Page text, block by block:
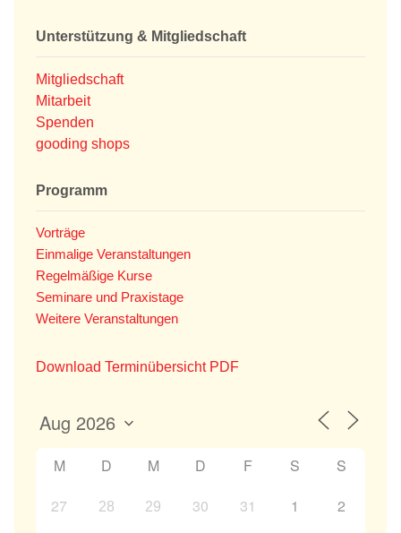
Unterstützung & Mitgliedschaft
Mitgliedschaft
Mitarbeit
Spenden
gooding shops
Programm
Vorträge
Einmalige Veranstaltungen
Regelmäßige Kurse
Seminare und Praxistage
Weitere Veranstaltungen
Download Terminübersicht PDF
M D M D F S
S
27
28 29 30 31 1 2